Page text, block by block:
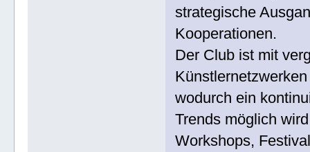
strategische
Kooperationen.
Der Club ist mit
wodurch ein
Trends möglich
Workshops,